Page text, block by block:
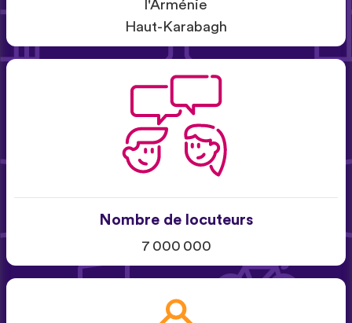
l'Arménie
Haut-Karabagh
Nombre de locuteurs
7 000 000